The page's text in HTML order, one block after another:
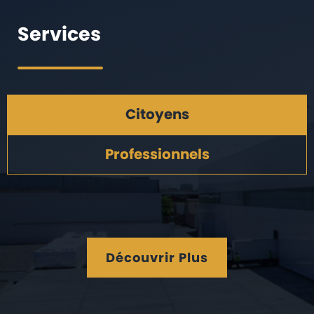
Services
Citoyens
Professionnels
Découvrir Plus